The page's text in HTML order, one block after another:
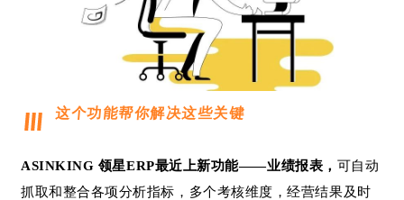
广
这个功能帮你解决这些关键
ASINKING 领星ERP最近上新功能——业绩报表， 可自动
抓取和整合各项分析指标，多个考核维度，经营结果及时